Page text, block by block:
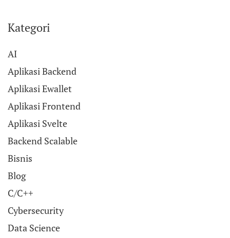
Kategori
AI
Aplikasi Backend
Aplikasi Ewallet
Aplikasi Frontend
Aplikasi Svelte
Backend Scalable
Bisnis
Blog
C/C++
Cybersecurity
Data Science